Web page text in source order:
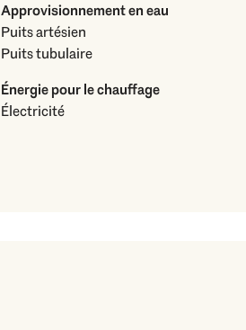
Approvisionnement en eau
Puits artésien
Puits tubulaire
Énergie pour le chauffage
Électricité